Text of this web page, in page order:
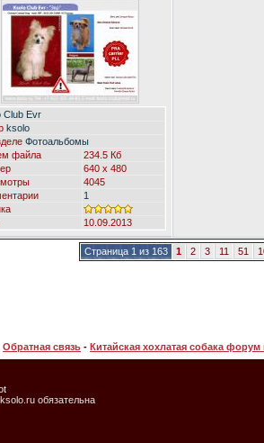
Club Evr
ksolo
Фотоальбомы
файла
234.5 Кб
640 x 480
4045
1
10.09.2013
Страница 1 из 163 1 2 3 11 51
Обратная связь - Китайская хохлатая собака форум
обязательна